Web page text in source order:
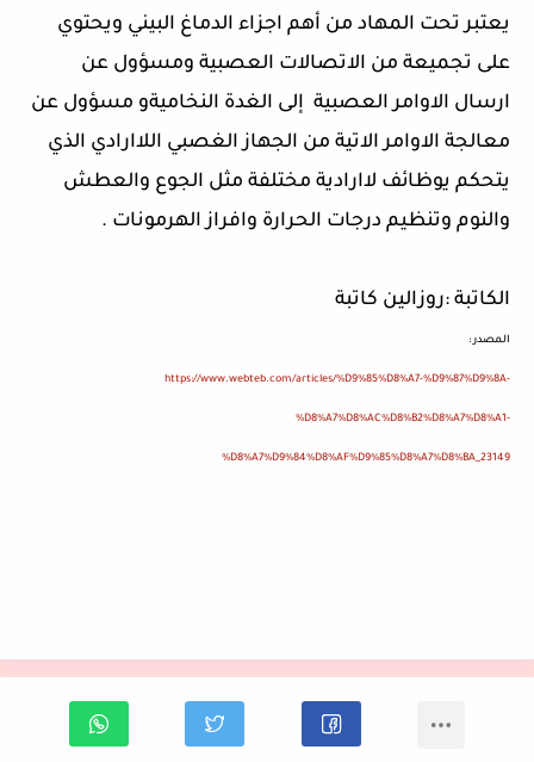
يعتبر تحت المهاد من أهم اجزاء الدماغ البيني ويحتوي
على تجميعة من الاتصالات العصبية ومسؤول عن
ارسال الاوامر العصبية إلى الغدة النخاميةو مسؤول عن
معالجة الاوامر الاتية من الجهاز الغصبي اللاارادي الذي
يتحكم يوظائف لاارادية مختلفة مثل الجوع والعطش
والنوم وتنظيم درجات الحرارة وافراز الهرمونات .
الكاتبة :روزالين كاتبة
المصدر:
https://www.webteb.com/articles/%D9%85%D8%A7-%D9%87%D9%8A-
%D8%A7%D8%AC%D8%B2%D8%A7%D8%A1-
%D8%A7%D9%84%D8%AF%D9%85%D8%A7%D8%BA_23149